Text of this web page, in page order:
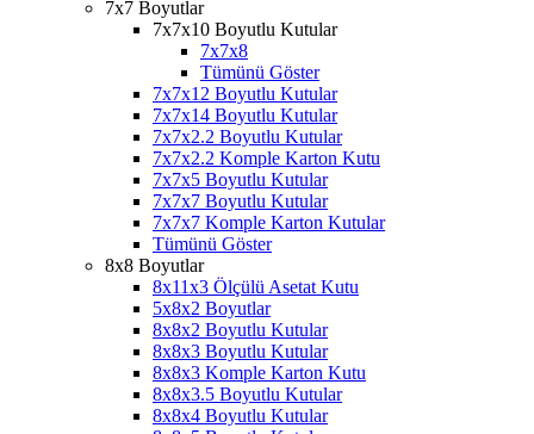
7x7 Boyutlar
7x7x10 Boyutlu Kutular
7x7x8
Tümünü Göster
7x7x12 Boyutlu Kutular
7x7x14 Boyutlu Kutular
7x7x2.2 Boyutlu Kutular
7x7x2.2 Komple Karton Kutu
7x7x5 Boyutlu Kutular
7x7x7 Boyutlu Kutular
7x7x7 Komple Karton Kutular
Tümünü Göster
8x8 Boyutlar
8x11x3 Ölçülü Asetat Kutu
5x8x2 Boyutlar
8x8x2 Boyutlu Kutular
8x8x3 Boyutlu Kutular
8x8x3 Komple Karton Kutu
8x8x3.5 Boyutlu Kutular
8x8x4 Boyutlu Kutular